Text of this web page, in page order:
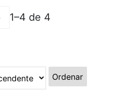
1–4 de 4
Ordenar